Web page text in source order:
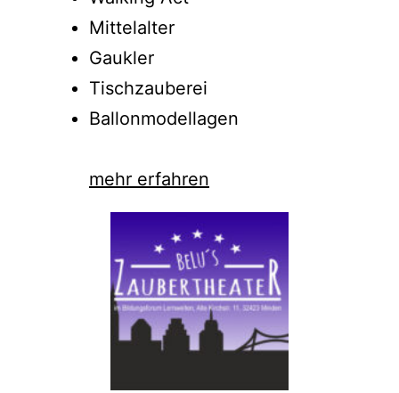
Mittelalter
Gaukler
Tischzauberei
Ballonmodellagen
mehr erfahren